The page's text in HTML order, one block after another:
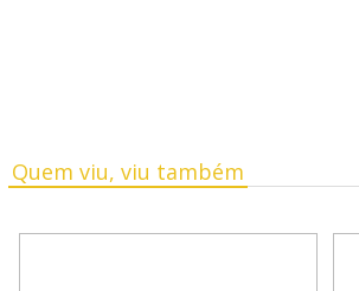
Quem viu, viu também